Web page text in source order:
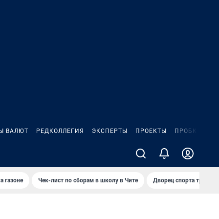
ВАЛЮТ РЕДКОЛЛЕГИЯ ЭКСПЕРТЫ ПРОЕКТЫ ПРОБКИ
газоне Чек-лист по сборам в школу в Чите Дворец спорта